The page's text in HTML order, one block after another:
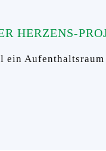
HERZENS-
ein